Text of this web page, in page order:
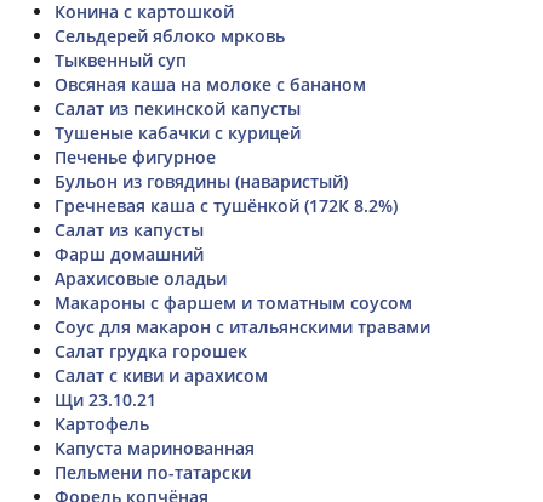
Конина с картошкой
Сельдерей яблоко мрковь
Тыквенный суп
Овсяная каша на молоке с бананом
Салат из пекинской капусты
Тушеные кабачки с курицей
Печенье фигурное
Бульон из говядины (наваристый)
Гречневая каша с тушёнкой (172К 8.2%)
Салат из капусты
Фарш домашний
Арахисовые оладьи
Макароны с фаршем и томатным соусом
Соус для макарон с итальянскими травами
Салат грудка горошек
Салат с киви и арахисом
Щи 23.10.21
Картофель
Капуста маринованная
Пельмени по-татарски
Форель копчёная